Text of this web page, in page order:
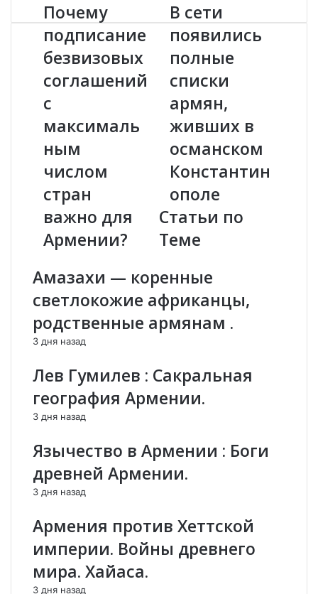
П
о
ч
е
м
у
о
д
и
с
н
и
е
б
з
и
з
х
с
а
ш
е
н
й
с
к
Почему
подписание
безвизовых
соглашений
с
максималь
ным
числом
стран
важно для
Армении?
В
с
е
т
и
п
я
в
л
и
ь
п
л
ы
с
п
и
а
н
,
ш
и
В сети
появились
полные
списки
армян,
живших в
османском
Константин
ополе
Статьи по
Теме
Амазахи — коренные
светлокожие африканцы,
родственные армянам .
3 дня назад
Лев Гумилев : Сакральная
география Армении.
3 дня назад
Язычество в Армении : Боги
древней Армении.
3 дня назад
Армения против Хеттской
империи. Войны древнего
мира. Хайаса.
3 дня назад